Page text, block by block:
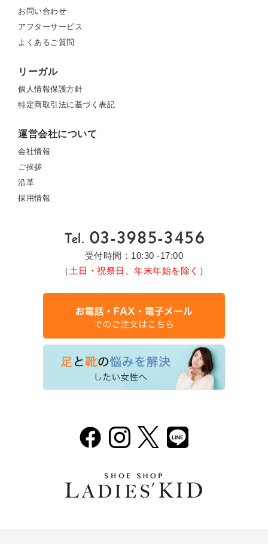
お問い合わせ
アフターサービス
よくあるご質問
リーガル
個人情報保護方針
特定商取引法に基づく表記
運営会社について
会社情報
ご挨拶
沿革
採用情報
受付時間：10:30 -17:00
（ 土日・祝祭日、年末年始を除く ）